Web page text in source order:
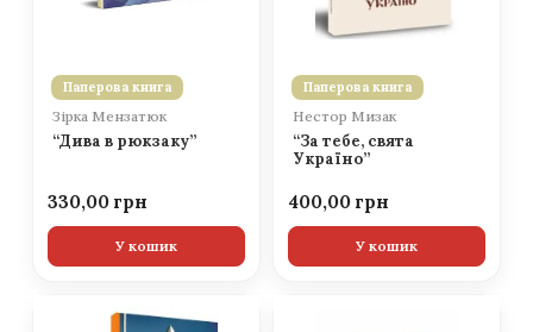
Паперова книга
Зірка Мензатюк
“Дива в рюкзаку”
330,00
У кошик
Паперова книга
Нестор Мизак
“За тебе, свята
Україно”
400,00
У кошик